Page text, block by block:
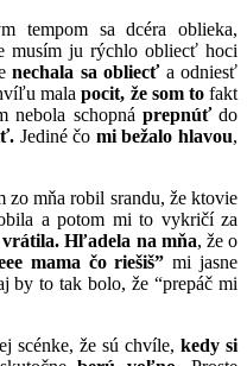
tempom sa dcéra oblieka,
musím ju rýchlo obliecť hoci
nechala sa obliecťa odniesť
malapocit, že som tofakt
nebola schopná prepnúťdo
Jediné čo mi bežalo hlavou,
zo mňa robil srandu, že ktovie
a potom mi to vykričí za
vrátila. Hľadela na mňa, že o
mama čo riešiš” mi jasne
by to tak bolo, že “prepáč mi
scénke, že sú chvíle, kedy si